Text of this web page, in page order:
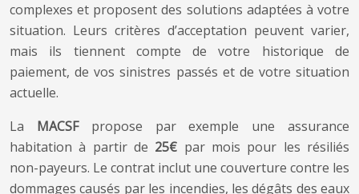
complexes et proposent des solutions adaptées à votre
situation. Leurs critères d’acceptation peuvent varier,
mais ils tiennent compte de votre historique de
paiement, de vos sinistres passés et de votre situation
actuelle.
La MACSF propose par exemple une assurance
habitation à partir de 25€ par mois pour les résiliés
non-payeurs. Le contrat inclut une couverture contre les
dommages causés par les incendies, les dégâts des eaux